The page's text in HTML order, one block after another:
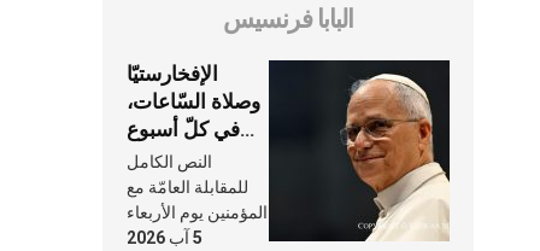
البابا فرنسيس
الإفخارستيّا
وصلاة السّاعات،
في كلّ أسبوع
وكلّ يوم، هما
النَّفَس في حياة
الكنيسة
النص الكامل
للمقابلة العامّة مع
المؤمنين يوم الأربعاء
5 آب 2026